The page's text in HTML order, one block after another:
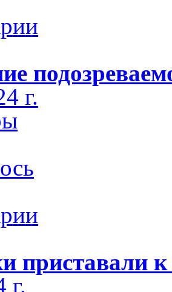
г.
приставали
г.